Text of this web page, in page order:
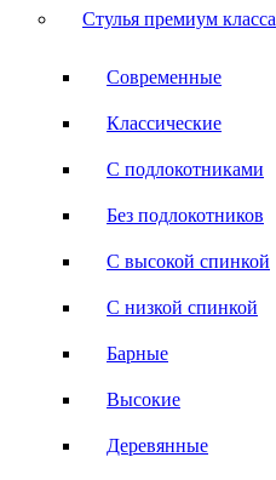
Стулья премиум класса
Современные
Классические
С подлокотниками
Без подлокотников
С высокой спинкой
С низкой спинкой
Барные
Высокие
Деревянные